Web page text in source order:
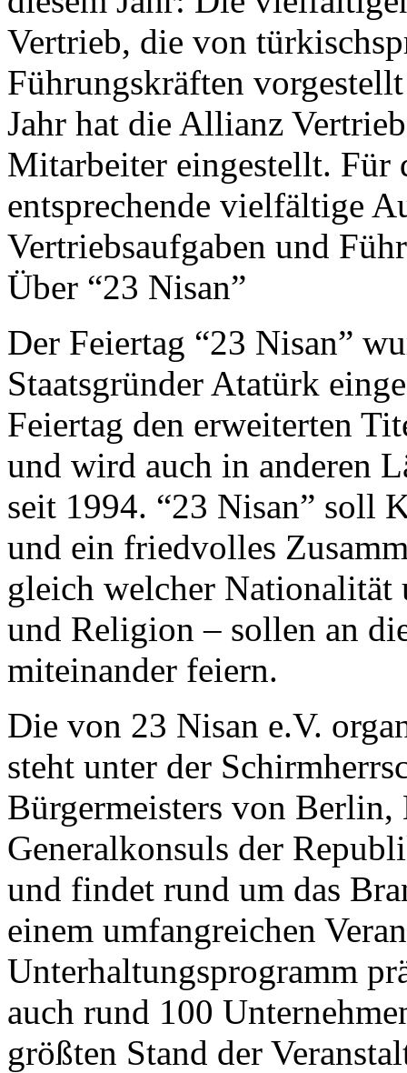
Vertrieb, die von
Führungskräften
Jahr hat die Allianz
Mitarbeiter eingestellt. Für
entsprechende vielfältige
Vertriebsaufgaben und
Über “23 Nisan”
Der Feiertag “23 Nisan”
Staatsgründer Atatürk
Feiertag den erweiterten
und wird auch in anderen
seit 1994. “23 Nisan” soll
und ein friedvolles
gleich welcher
und Religion – sollen an
miteinander feiern.
Die von 23 Nisan e.V.
steht unter der
Bürgermeisters von
Generalkonsuls der
und findet rund um das
einem umfangreichen
Unterhaltungsprogramm
auch rund 100
größten Stand der